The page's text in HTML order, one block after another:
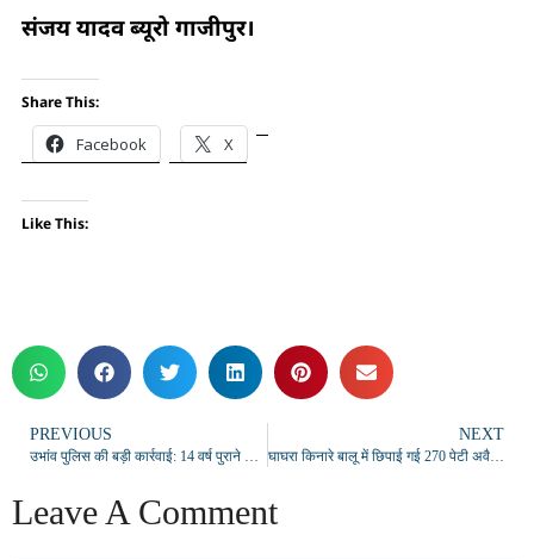
संजय यादव ब्यूरो गाजीपुर।
Share This:
Facebook X
Like This:
PREVIOUS NEXT
घाघरा किनारे बालू में छिपाई गई 270 पेटी अवैध शराब बरामद, बिहार तस्करी की साजिश नाकाम
Leave A Comment